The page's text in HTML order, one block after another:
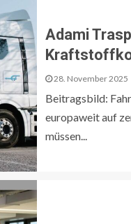
Adami
28. November 2025
Beitragsbild:
europaweit auf
müssen...